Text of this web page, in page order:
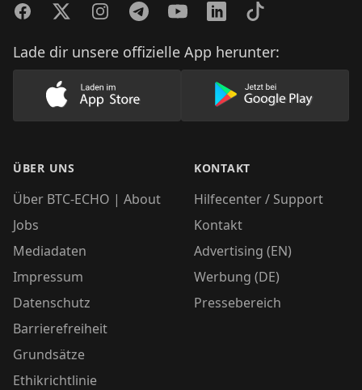
FacebookTwitterInstagramTelegramYouTubeLinkedInTikTok
Lade dir unsere offizielle App herunter:
Lade unsere App im AppStore herunter
Lade unsere
ÜBER UNS
Über BTC-ECHO | About
Jobs
Mediadaten
Impressum
Datenschutz
Barrierefreiheit
Grundsätze
Ethikrichtlinie
KONTAKT
Hilfecenter / Support
Kontakt
Advertising (EN)
Werbung (DE)
Pressebereich